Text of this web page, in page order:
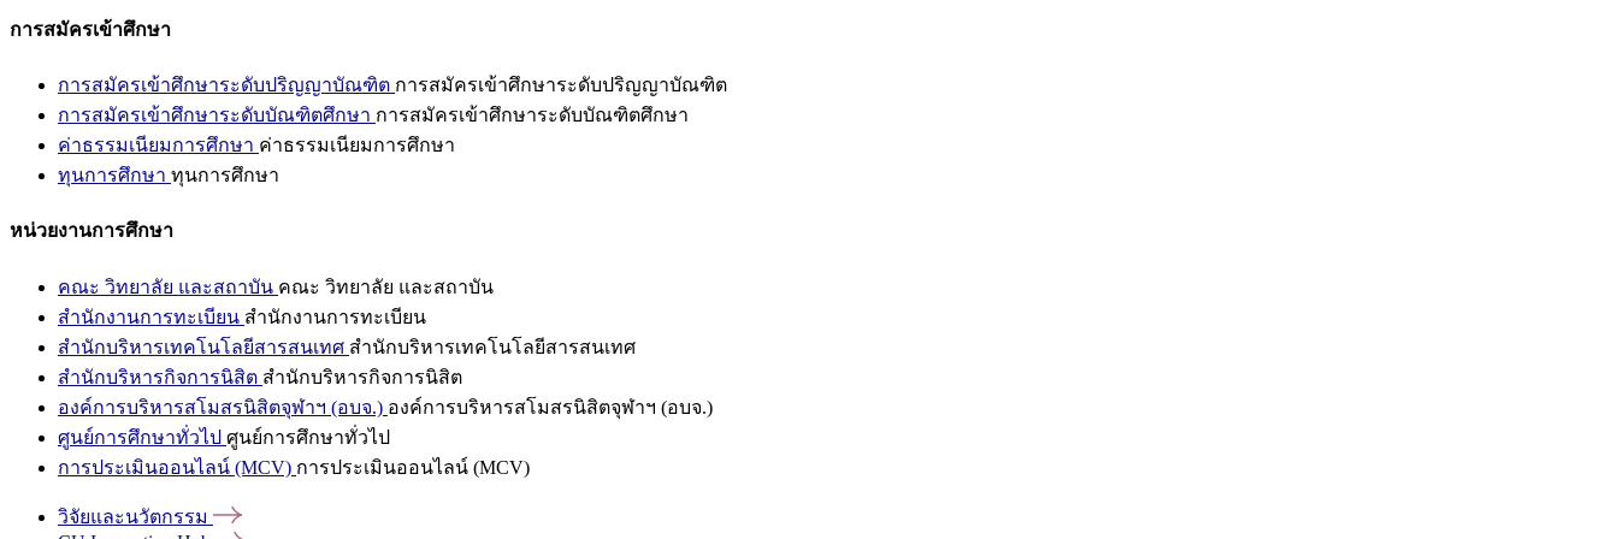
การสมัครเข้าศึกษา
การสมัครเข้าศึกษาระดับปริญญาบัณฑิต การสมัครเข้าศึกษาระดับปริญญาบัณฑิต
การสมัครเข้าศึกษาระดับบัณฑิตศึกษา การสมัครเข้าศึกษาระดับบัณฑิตศึกษา
ค่าธรรมเนียมการศึกษา ค่าธรรมเนียมการศึกษา
ทุนการศึกษา ทุนการศึกษา
หน่วยงานการศึกษา
คณะ วิทยาลัย และสถาบัน คณะ วิทยาลัย และสถาบัน
สำนักงานการทะเบียน สำนักงานการทะเบียน
สำนักบริหารเทคโนโลยีสารสนเทศ สำนักบริหารเทคโนโลยีสารสนเทศ
สำนักบริหารกิจการนิสิต สำนักบริหารกิจการนิสิต
องค์การบริหารสโมสรนิสิตจุฬาฯ (อบจ.) องค์การบริหารสโมสรนิสิตจุฬาฯ (อบจ.)
ศูนย์การศึกษาทั่วไป ศูนย์การศึกษาทั่วไป
การประเมินออนไลน์ (MCV) การประเมินออนไลน์ (MCV)
วิจัยและนวัตกรรม